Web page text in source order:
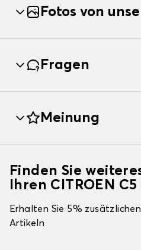
Fotos von
Fragen
Meinung
Finden Sie
Ihren CITROEN C5
Erhalten Sie 5%
Artikeln